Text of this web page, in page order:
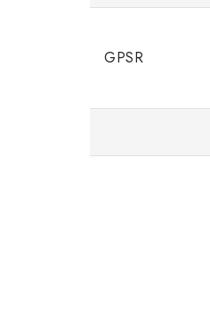
GPSR